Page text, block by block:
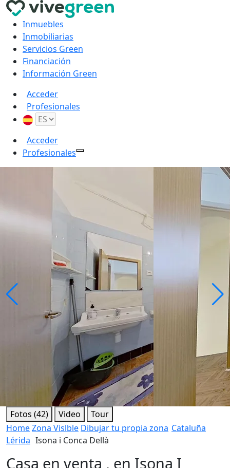
Inmuebles
Inmobiliarias
Servicios Green
Financiación
Información Green
Acceder
Profesionales
Acceder
Profesionales
Fotos (42) Video
Tour
HomeZona Vislble Dibujar tu propia zona Cataluña
Lérida Isona i Conca Dellà
Casa en venta , en Isona I